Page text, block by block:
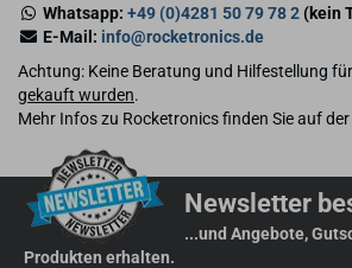
Whatsapp: +49 (0)4281 50 79 78 2(kein
E-Mail: info@rocketronics.de
Achtung: Keine Beratung und Hilfestellung
gekauft wurden.
Mehr Infos zu Rocketronics finden Sie auf der
Newsletter
...und Angebote,
Produkten erhalten.